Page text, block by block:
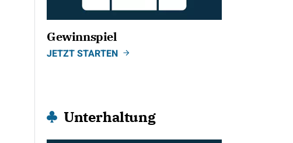
Gewinnspiel
JETZT STARTEN
Unterhaltung